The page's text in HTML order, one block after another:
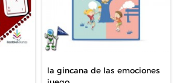
la gincana de las emociones